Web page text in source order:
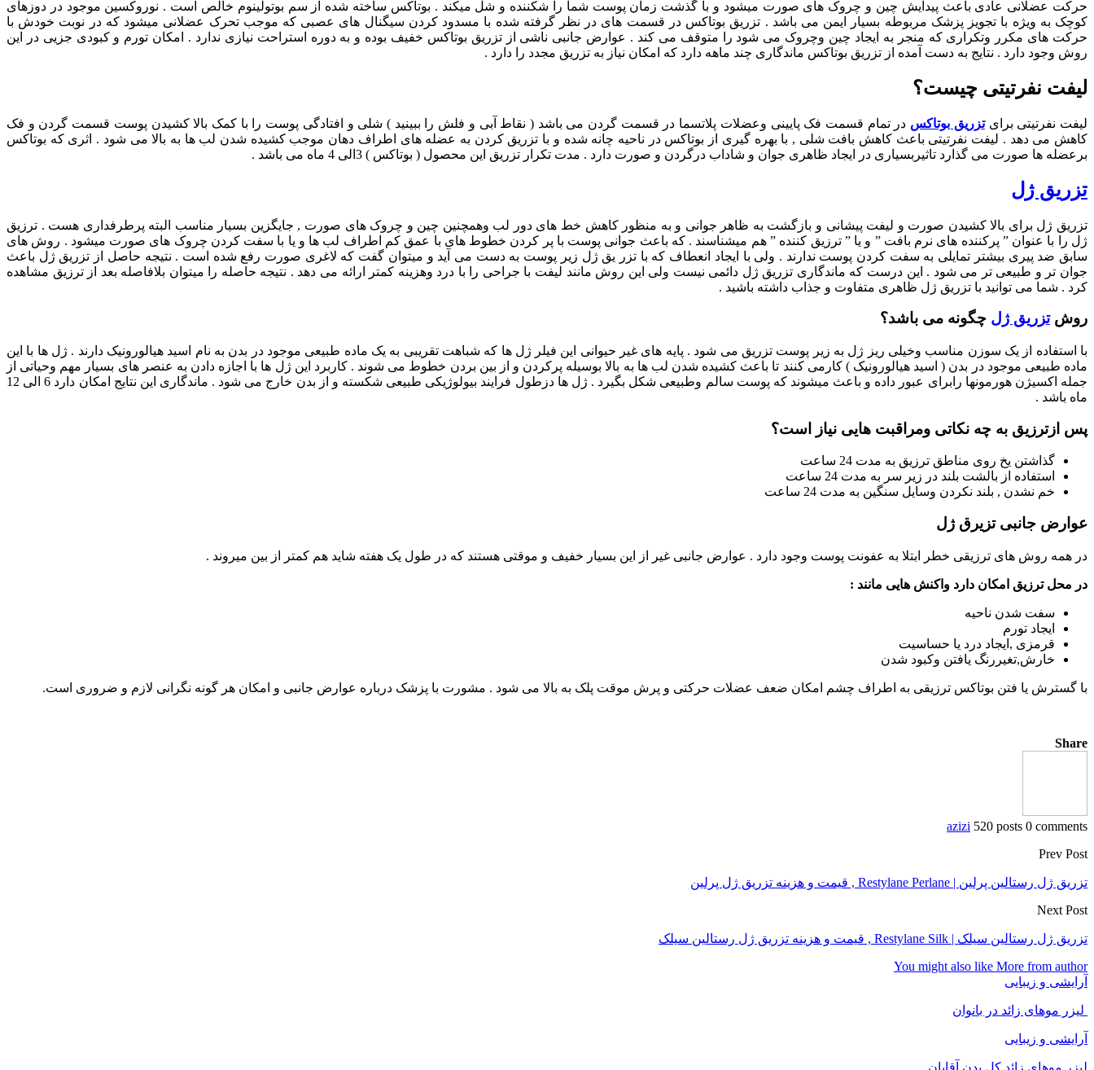
حرکت عضلانی عادی باعث پیدایش چین و چروک های صورت میشود و با گذشت زمان پوست شما را شکننده و شل میکند . بوتاکس ساخته شده از سم بوتولینوم خالص است . نوروکسین موجود در دوزهای
کوچک به ویژه با تجویز پزشک مربوطه بسیار ایمن می باشد . تزریق بوتاکس در قسمت های در نظر گرفته شده با مسدود کردن سیگنال های عصبی که موجب تحرک عضلانی میشود که در نوبت خودش با
حرکت های مکرر وتکراری که منجر به ایجاد چین وچروک می شود را متوقف می کند . عوارض جانبی ناشی از تزریق بوتاکس خفیف بوده و به دوره استراحت نیازی ندارد . امکان تورم و کبودی جزیی در این
روش وجود دارد . نتایج به دست آمده از تزریق بوتاکس ماندگاری چند ماهه دارد که امکان نیاز به تزریق مجدد را دارد .
لیفت نفرتیتی چیست؟
لیفت نفرتیتی برایتزریق بوتاکس در تمام قسمت فک پایینی وعضلات پلاتسما در قسمت گردن می باشد ( نقاط آبی و فلش را ببینید ) شلی و افتادگی پوست را با کمک بالا کشیدن پوست قسمت گردن و فک
کاهش می دهد . لیفت نفرتیتی باعث کاهش بافت شلی , با بهره گیری از بوتاکس در ناحیه چانه شده و با تزریق کردن به عضله های اطراف دهان موجب کشیده شدن لب ها به بالا می شود . اثری که بوتاکس
برعضله ها صورت می گذارد تاثیربسیاری در ایجاد ظاهری جوان و شاداب درگردن و صورت دارد . مدت تکرار تزریق این محصول ( بوتاکس ) 3الی 4 ماه می باشد .
تزریق ژل
تزریق ژل برای بالا کشیدن صورت و لیفت پیشانی و بازگشت به ظاهر جوانی و به منظور کاهش خط های دور لب وهمچنین چین و چروک های صورت , جایگزین بسیار مناسب البته پرطرفداری هست . ترزیق
ژل را با عنوان ” پرکننده های نرم بافت ” و یا ” ترزیق کننده ” هم میشناسند . که باعث جوانی پوست با پر کردن خطوط های با عمق کم اطراف لب ها و یا با سفت کردن چروک های صورت میشود . روش های
سابق ضد پیری بیشتر تمایلی به سفت کردن پوست ندارند . ولی با ایجاد انعطاف که با تزر یق ژل زیر پوست به دست می آید و میتوان گفت که لاغری صورت رفع شده است . نتیجه حاصل از تزریق ژل باعث
جوان تر و طبیعی تر می شود . این درست که ماندگاری تزریق ژل دائمی نیست ولی این روش مانند لیفت با جراحی را با درد وهزینه کمتر ارائه می دهد . نتیجه حاصله را میتوان بلافاصله بعد از ترزیق مشاهده
کرد . شما می توانید با تزریق ژل ظاهری متفاوت و جذاب داشته باشید .
روشتزریق ژل چگونه می باشد؟
با استفاده از یک سوزن مناسب وخیلی ریز ژل به زیر پوست تزریق می شود . پایه های غیر حیوانی این فیلر ژل ها که شباهت تقریبی به یک ماده طبیعی موجود در بدن به نام اسید هیالورونیک دارند . ژل ها با این
ماده طبیعی موجود در بدن ( اسید هیالورونیک ) کارمی کنند تا باعث کشیده شدن لب ها به بالا بوسیله پرکردن و از بین بردن خطوط می شوند . کاربرد این ژل ها با اجازه دادن به عنصر های بسیار مهم وحیاتی از
جمله اکسیژن هورمونها رابرای عبور داده و باعث میشوند که پوست سالم وطبیعی شکل بگیرد . ژل ها دزطول فرایند بیولوژیکی طبیعی شکسته و از بدن خارج می شود . ماندگاری این نتایج امکان دارد 6 الی 12
ماه باشد .
پس ازترزیق به چه نکاتی ومراقبت هایی نیاز است؟
گذاشتن یخ روی مناطق ترزیق به مدت 24 ساعت
استفاده از بالشت بلند در زیر سر به مدت 24 ساعت
خم نشدن , بلند نکردن وسایل سنگین به مدت 24 ساعت
عوارض جانبی تزیرق ژل
در همه روش های ترزیقی خطر ابتلا به عفونت پوست وجود دارد . عوارض جانبی غیر از این بسیار خفیف و موقتی هستند که در طول یک هفته شاید هم کمتر از بین میروند .
در محل ترزیق امکان دارد واکنش هایی مانند :
سفت شدن ناحیه
ایجاد تورم
قرمزی ,ایجاد درد یا حساسیت
خارش,تغیررنگ یافتن وکبود شدن
با گسترش یا فتن بوتاکس ترزیقی به اطراف چشم امکان ضعف عضلات حرکتی و پرش موقت پلک به بالا می شود . مشورت با پزشک درباره عوارض جانبی و امکان هر گونه نگرانی لازم و ضروری است.
Share
azizi 520 posts 0 comments
Prev Post
تزریق ژل رستالین پرلین | Restylane Perlane , قیمت و هزینه تزریق ژل پرلین
Next Post
تزریق ژل رستالین سیلک | Restylane Silk , قیمت و هزینه تزریق ژل رستالین سیلک
You might also like More from author
آرایشی و زیبایی
لیزر موهای زائد در بانوان
آرایشی و زیبایی
لیزر موهای زائد کل بدن آقایان